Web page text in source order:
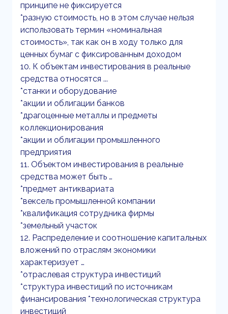
принципе не фиксируется
*разную стоимость, но в этом случае нельзя
использовать термин «номинальная
стоимость», так как он в ходу только для
ценных бумаг с фиксированным доходом
10. К объектам инвестирования в реальные
средства относятся ...
*станки и оборудование
*акции и облигации банков
*драгоценные металлы и предметы
коллекционирования
*акции и облигации промышленного
предприятия
11. Объектом инвестирования в реальные
средства может быть …
*предмет антиквариата
*вексель промышленной компании
*квалификация сотрудника фирмы
*земельный участок
12. Распределение и соотношение капитальных
вложений по отраслям экономики
характеризует …
*отраслевая структура инвестиций
*структура инвестиций по источникам
финансирования *технологическая структура
инвестиций